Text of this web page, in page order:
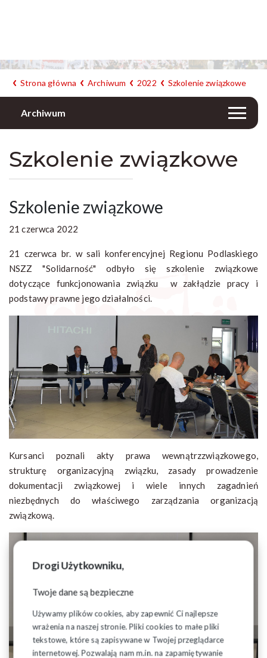
Drogi Użytkowniku,
Twoje dane są bezpieczne
Używamy plików cookies, aby zapewnić Ci najlepsze
wrażenia na naszej stronie. Pliki cookies to małe pliki
tekstowe, które są zapisywane w Twojej przeglądarce
internetowej. Pozwalają nam m.in. na zapamiętywanie
Strona główna Archiwum 2022 Szkolenie związkowe
Archiwum
Szkolenie związkowe
Szkolenie związkowe
21 czerwca 2022
21 czerwca br. w sali konferencyjnej Regionu Podlaskiego
NSZZ "Solidarność" odbyło się szkolenie związkowe
dotyczące funkcjonowania związku w zakłądzie pracy i
podstawy prawne jego działalności.
Kursanci poznali akty prawa wewnątrzzwiązkowego,
strukturę organizacyjną związku, zasady prowadzenie
dokumentacji związkowej i wiele innych zagadnień
niezbędnych do właściwego zarządzania organizacją
związkową.